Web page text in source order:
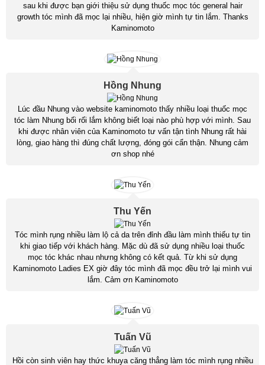
sau khi được bạn giới thiệu sử dụng thuốc mọc tóc general hair
growth tóc mình đã mọc lại nhiều, hiện giờ mình tự tin lắm. Thanks
Kaminomoto
Hồng Nhung
Lúc đầu Nhung vào website kaminomoto thấy nhiều loại thuốc mọc
tóc làm Nhung bối rối lắm không biết loại nào phù hợp với mình. Sau
khi được nhân viên của Kaminomoto tư vấn tận tình Nhung rất hài
lòng, giao hàng thì đúng chất lượng, đóng gói cẩn thận. Nhung cảm
ơn shop nhé
Thu Yến
Tóc mình rụng nhiều làm lộ cả da trên đỉnh đầu làm mình thiếu tự tin
khi giao tiếp với khách hàng. Mặc dù đã sử dụng nhiều loại thuốc
mọc tóc khác nhau nhưng không có kết quả. Từ khi sử dụng
Kaminomoto Ladies EX giờ đây tóc mình đã mọc đều trở lại mình vui
lắm. Cảm ơn Kaminomoto
Tuấn Vũ
Hồi còn sinh viên hay thức khuya căng thẳng làm tóc mình rụng nhiều